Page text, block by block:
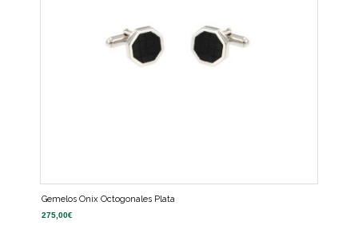
Gemelos Onix Octogonales Plata
275,00€